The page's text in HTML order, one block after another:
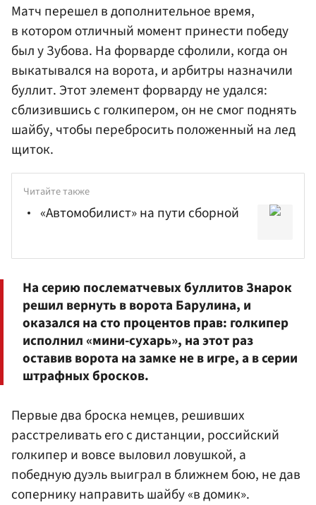
Матч перешел в дополнительное время,
в котором отличный момент принести победу
был у Зубова. На форварде сфолили, когда он
выкатывался на ворота, и арбитры назначили
буллит. Этот элемент форварду не удался:
сблизившись с голкипером, он не смог поднять
шайбу, чтобы перебросить положенный на лед
щиток.
Читайте также
«Автомобилист» на пути сборной
На серию послематчевых буллитов Знарок
решил вернуть в ворота Барулина, и
оказался на сто процентов прав: голкипер
исполнил «мини-сухарь», на этот раз
оставив ворота на замке не в игре, а в серии
штрафных бросков.
Первые два броска немцев, решивших
расстреливать его с дистанции, российский
голкипер и вовсе выловил ловушкой, а
победную дуэль выиграл в ближнем бою, не дав
сопернику направить шайбу «в домик».